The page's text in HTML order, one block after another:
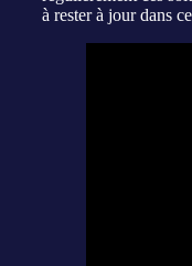
à rester à jour dans